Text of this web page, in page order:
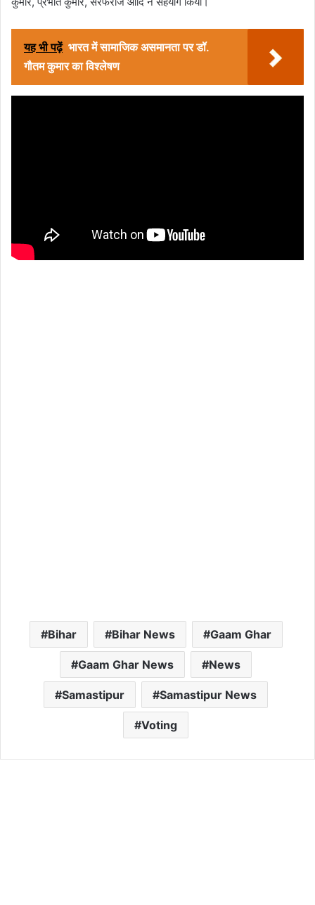
यह भी पढ़ें भारत में सामाजिक असमानता पर डॉ.
गौतम कुमार का विश्लेषण
Bihar Bihar News Gaam Ghar
Gaam Ghar News News
Samastipur Samastipur News
Voting